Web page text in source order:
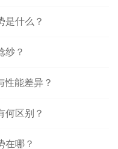
是什么？
纱？
性能差异？
何区别？
在哪？